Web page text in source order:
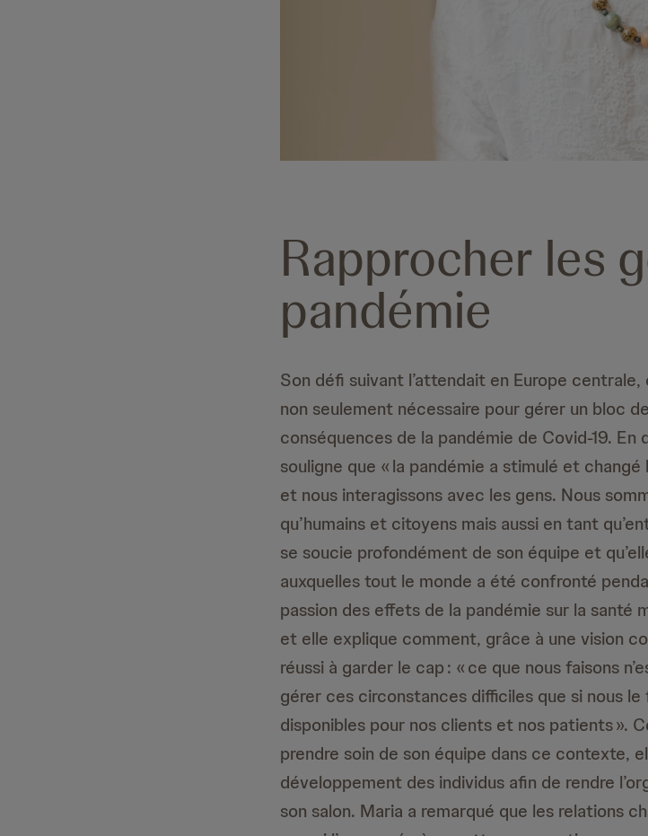
Rapprocher les
pandémie
Son défi suivant l’attendait en Europe
non seulement nécessaire pour gérer un bloc
conséquences de la pandémie de Covid-19.
souligne que « la pandémie a stimulé et
et nous interagissons avec les gens. Nous
qu’humains et citoyens mais aussi en tant
se soucie profondément de son équipe et
auxquelles tout le monde a été confronté
passion des effets de la pandémie sur la santé
et elle explique comment, grâce à une vision
réussi à garder le cap : « ce que nous faisons
gérer ces circonstances difficiles que si nous
disponibles pour nos clients et nos patients ».
prendre soin de son équipe dans ce contexte,
développement des individus afin de rendre
son salon. Maria a remarqué que les relations